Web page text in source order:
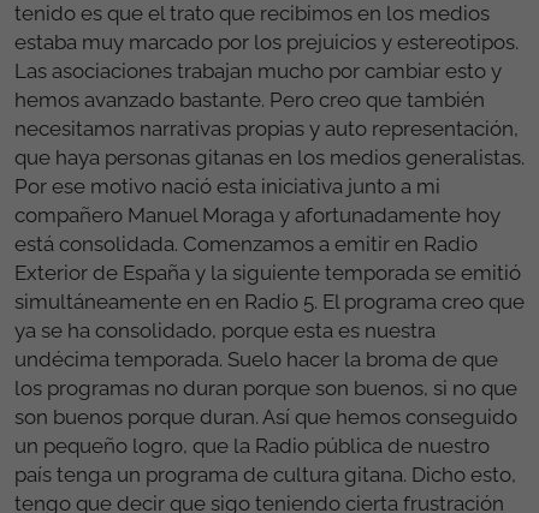
tenido es que el trato que recibimos en los medios
estaba muy marcado por los prejuicios y estereotipos.
Las asociaciones trabajan mucho por cambiar esto y
hemos avanzado bastante. Pero creo que también
necesitamos narrativas propias y auto representación,
que haya personas gitanas en los medios generalistas.
Por ese motivo nació esta iniciativa junto a mi
compañero Manuel Moraga y afortunadamente hoy
está consolidada. Comenzamos a emitir en Radio
Exterior de España y la siguiente temporada se emitió
simultáneamente en en Radio 5. El programa creo que
ya se ha consolidado, porque esta es nuestra
undécima temporada. Suelo hacer la broma de que
los programas no duran porque son buenos, si no que
son buenos porque duran. Así que hemos conseguido
un pequeño logro, que la Radio pública de nuestro
país tenga un programa de cultura gitana. Dicho esto,
tengo que decir que sigo teniendo cierta frustración